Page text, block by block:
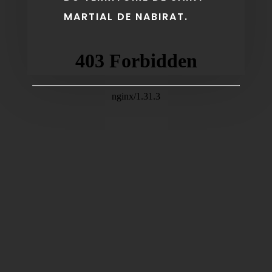
MARTIAL DE NABIRAT.